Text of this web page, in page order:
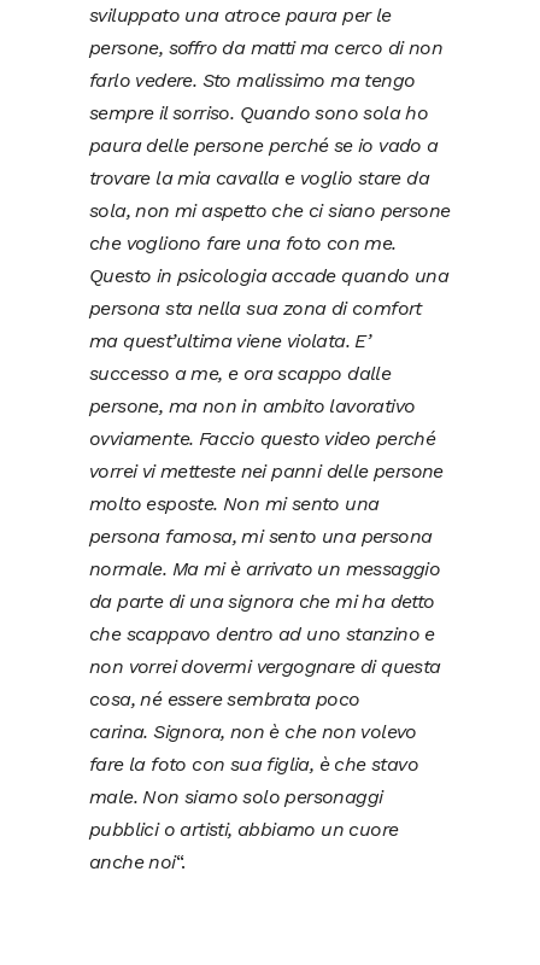
sviluppato una atroce paura per le
persone, soffro da matti ma cerco di non
farlo vedere. Sto malissimo ma tengo
sempre il sorriso. Quando sono sola ho
paura delle persone perché se io vado a
trovare la mia cavalla e voglio stare da
sola, non mi aspetto che ci siano persone
che vogliono fare una foto con me.
Questo in psicologia accade quando una
persona sta nella sua zona di comfort
ma quest’ultima viene violata. E’
successo a me, e ora scappo dalle
persone, ma non in ambito lavorativo
ovviamente. Faccio questo video perché
vorrei vi metteste nei panni delle persone
molto esposte. Non mi sento una
persona famosa, mi sento una persona
normale. Ma mi è arrivato un messaggio
da parte di una signora che mi ha detto
che scappavo dentro ad uno stanzino e
non vorrei dovermi vergognare di questa
cosa, né essere sembrata poco
carina. Signora, non è che non volevo
fare la foto con sua figlia, è che stavo
male. Non siamo solo personaggi
pubblici o artisti, abbiamo un cuore
anche noi“.